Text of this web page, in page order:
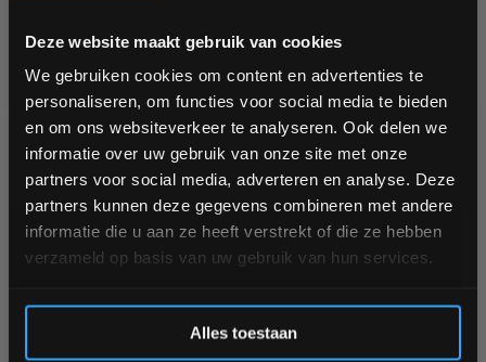
Deze website maakt gebruik van cookies
We gebruiken cookies om content en advertenties te
personaliseren, om functies voor social media te bieden
en om ons websiteverkeer te analyseren. Ook delen we
informatie over uw gebruik van onze site met onze
partners voor social media, adverteren en analyse. Deze
partners kunnen deze gegevens combineren met andere
informatie die u aan ze heeft verstrekt of die ze hebben
verzameld op basis van uw gebruik van hun services.
Alles toestaan
€119,95
Vergelijk
€59,95
Vergelijk
PT Essentials Crossfit
PT Essentials SALE -
WR100 Pro Wrist Roller
Bam! 5% korting op je volgende
bestelling
Schrijf je in voor onze nieuwsbrief om op de hoogte te
blijven over onze nieuwe producten, deals en meer
interessante info. Ontvang 5% korting op je eerstvolgende
aankoop! 😀
Inschrijven